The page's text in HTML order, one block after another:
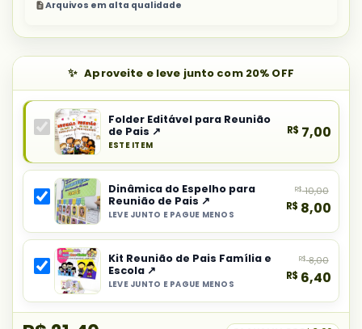
Arquivos em alta qualidade
Aproveite e leve junto com 20% OFF
Produto
principal
do
combo:
Folder
Editável
para
Reunião
de
Pais
Folder Editável para Reunião
de Pais ↗
ESTE ITEM
R$ 7,00
Selecionar
item
do
combo:
Dinâmica
do
Dinâmica do Espelho para
Reunião de Pais ↗
LEVE JUNTO E PAGUE MENOS
R$10,00
R$ 8,00
Selecionar
item
Kit Reunião de Pais Família e
Escola ↗
LEVE JUNTO E PAGUE MENOS
R$8,00
R$ 6,40